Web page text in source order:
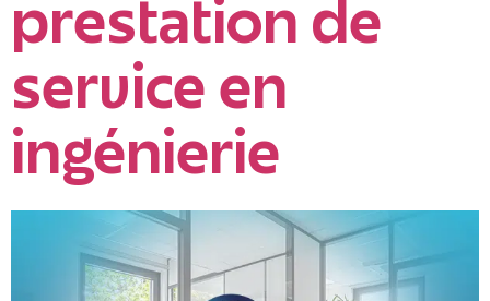
prestation de
service en
ingénierie